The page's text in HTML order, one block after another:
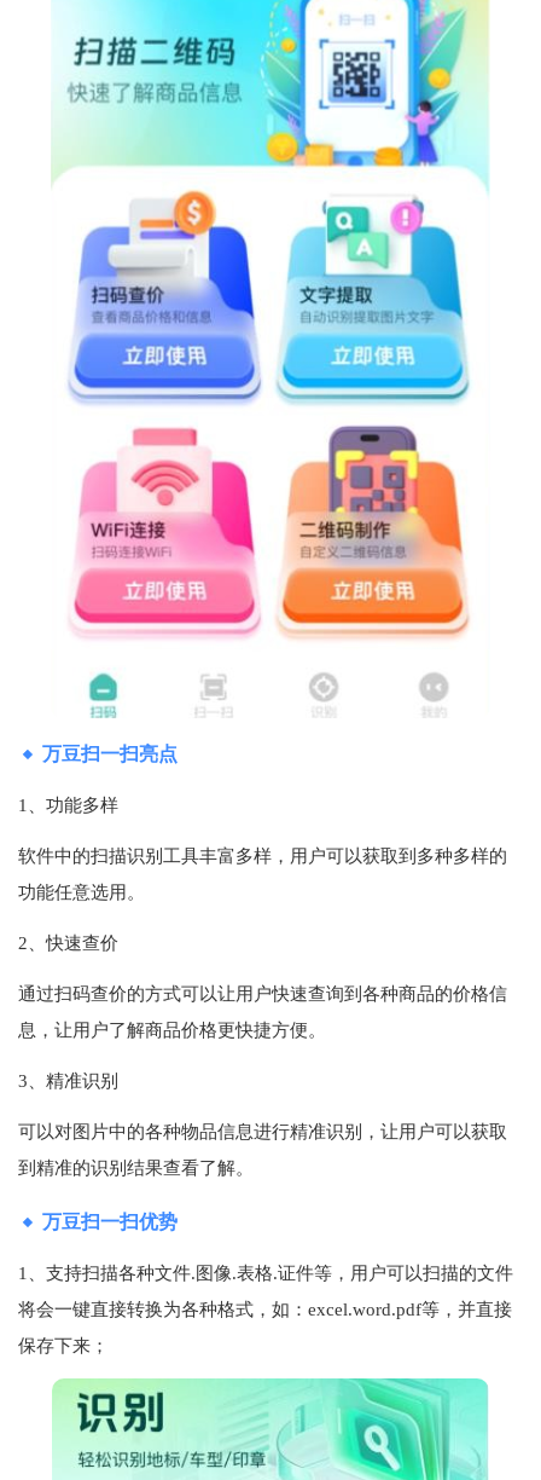
万豆扫一扫亮点
1、功能多样
软件中的扫描识别工具丰富多样，用户可以获取到多种多样的
功能任意选用。
2、快速查价
通过扫码查价的方式可以让用户快速查询到各种商品的价格信
息，让用户了解商品价格更快捷方便。
3、精准识别
可以对图片中的各种物品信息进行精准识别，让用户可以获取
到精准的识别结果查看了解。
万豆扫一扫优势
1、支持扫描各种文件.图像.表格.证件等，用户可以扫描的文件
将会一键直接转换为各种格式，如：excel.word.pdf等，并直接
保存下来；